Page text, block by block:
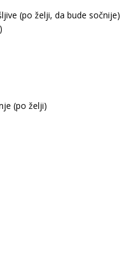
(po želji, da bude sočnije)
(po želji)